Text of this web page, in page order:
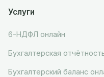
Услуги
6-НДФЛ онлайн
Бухгалтерская
Бухгалтерский баланс